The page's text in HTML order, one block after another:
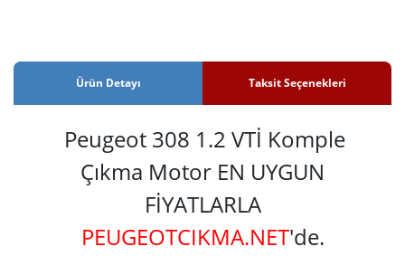
Ürün Detayı Taksit Seçenekleri
Peugeot 308 1.2 VTİ Komple
Çıkma Motor EN UYGUN
FİYATLARLA
PEUGEOTCIKMA.NET'de.